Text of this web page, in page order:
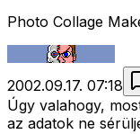
Photo Collage
2002.09.17. 07:18
Úgy valahogy,
az adatok ne